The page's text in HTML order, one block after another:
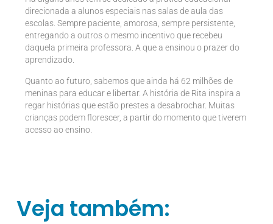
direcionada a alunos especiais nas salas de aula das
escolas. Sempre paciente, amorosa, sempre persistente,
entregando a outros o mesmo incentivo que recebeu
daquela primeira professora. A que a ensinou o prazer do
aprendizado.
Quanto ao futuro, sabemos que ainda há 62 milhões de
meninas para educar e libertar. A história de Rita inspira a
regar histórias que estão prestes a desabrochar. Muitas
crianças podem florescer, a partir do momento que tiverem
acesso ao ensino.
Veja também: